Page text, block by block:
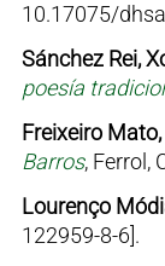
10.17075/
Sánchez Rei,
poesía
Freixeiro
Barros, Ferrol,
Lourenço
122959-8-6].